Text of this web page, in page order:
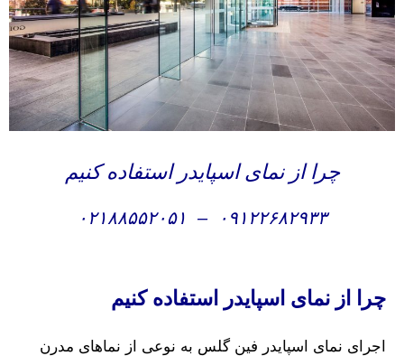
چرا از نمای اسپایدر استفاده کنیم
۰۹۱۲۲۶۸۲۹۳۳ – ۰۲۱۸۸۵۵۲۰۵۱
چرا از نمای اسپایدر استفاده کنیم
اجرای نمای اسپایدر فین گلس به نوعی از نماهای مدرن